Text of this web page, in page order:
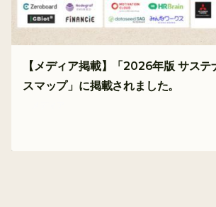
【メディア掲載】「2026年版 サステ
スマップ」に掲載されました。